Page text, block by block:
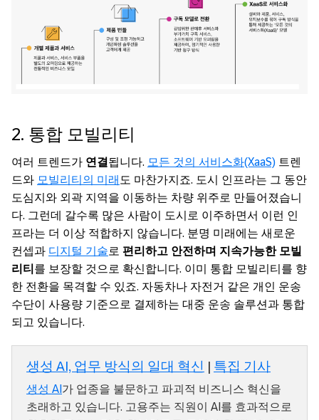
2. 통합 모빌리티
여러 트렌드가 연결 됩니다. 모든 것의 서비스화(XaaS) 트렌
드와 모빌리티의 미래 도 마찬가지죠. 도시 인프라는 그 동안
도심지와 외곽 지역을 이동하는 차량 위주로 만들어졌습니
다. 그런데 갈수록 많은 사람이 도시로 이주하면서 이런 인
프라는 더 이상 적합하지 않습니다. 분명 미래에는 새로운
컨셉과 디지털 기술로 편리하고 안전하며 지속가능한 모빌
리티 를 보장할 것으로 확신합니다. 이미 통합 모빌리티를 향
한 전환을 목격할 수 있죠. 자동차나 자전거 같은 개인 운송
수단이 사용량 기준으로 결제하는 대중 운송 솔루션과 통합
되고 있습니다.
생성 AI, 업무 방식의 일대 혁신 | 특집 기사
생성 AI 가 업종을 불문하고 파괴적 비즈니스 혁신을
초래하고 있습니다. 고용주는 직원이 AI를 효과적으로